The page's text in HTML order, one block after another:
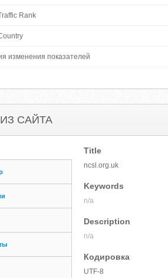
Rank
изменения показателей
САЙТА
Title
ncsl.org.uk
Keywords
n/a
Description
n/a
Кодировка
UTF-8